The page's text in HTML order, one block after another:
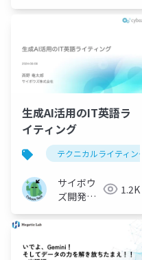
生成AI活用のIT英語ラ
イティング
テクニカルライティング
サイボウ
ズ開発本
1.2K